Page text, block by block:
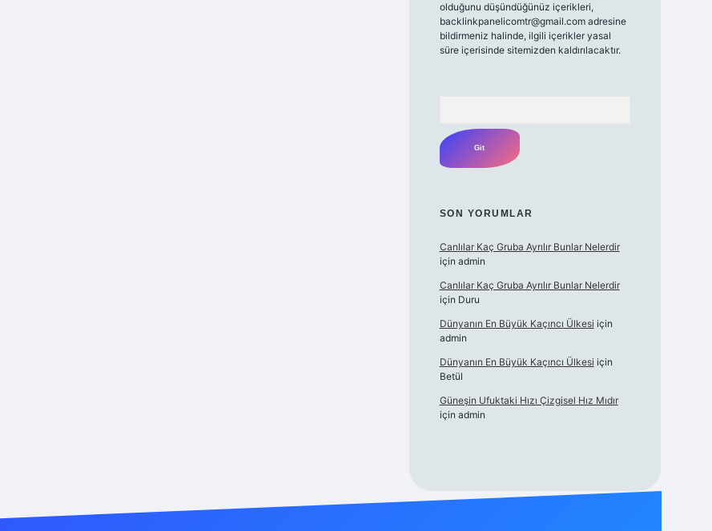
olduğunu düşündüğünüz içerikleri,
backlinkpanelicomtr@gmail.comadresine
bildirmeniz halinde, ilgili içerikler yasal
süre içerisinde sitemizden kaldırılacaktır.
SON YORUMLAR
Canlılar Kaç Gruba Ayrılır Bunlar Nelerdir
için admin
Canlılar Kaç Gruba Ayrılır Bunlar Nelerdir
için Duru
Dünyanın En Büyük Kaçıncı Ülkesi için
admin
Dünyanın En Büyük Kaçıncı Ülkesi için
Betül
Güneşin Ufuktaki Hızı Çizgisel Hız Mıdır
için admin